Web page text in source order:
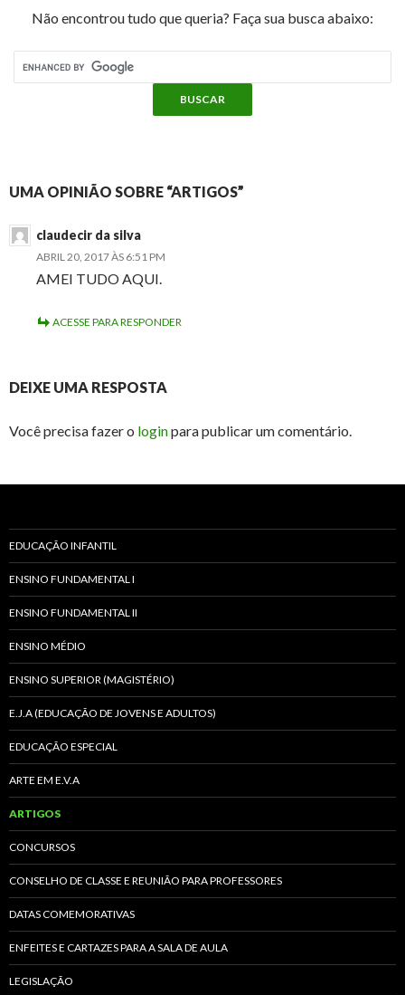
Não encontrou tudo que queria? Faça sua busca abaixo:
UMA OPINIÃO SOBRE “ARTIGOS”
claudecir da silva
ABRIL 20, 2017 ÀS 6:51 PM
AMEI TUDO AQUI.
ACESSE PARA RESPONDER
DEIXE UMA RESPOSTA
Você precisa fazer o loginpara publicar um comentário.
EDUCAÇÃO INFANTIL
ENSINO FUNDAMENTAL I
ENSINO FUNDAMENTAL II
ENSINO MÉDIO
ENSINO SUPERIOR (MAGISTÉRIO)
E.J.A (EDUCAÇÃO DE JOVENS E ADULTOS)
EDUCAÇÃO ESPECIAL
ARTE EM E.V.A
ARTIGOS
CONCURSOS
CONSELHO DE CLASSE E REUNIÃO PARA PROFESSORES
DATAS COMEMORATIVAS
ENFEITES E CARTAZES PARA A SALA DE AULA
LEGISLAÇÃO